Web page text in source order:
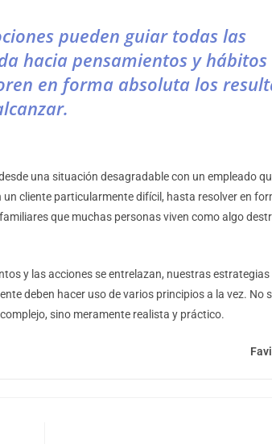
pueden guiar todas las
hacia pensamientos y hábitos
en forma absoluta los
una situación desagradable con un empleado
cliente particularmente difícil, hasta resolver en
que muchas personas viven como algo
y las acciones se entrelazan, nuestras estrategias
deben hacer uso de varios principios a la vez. No
sino meramente realista y práctico.